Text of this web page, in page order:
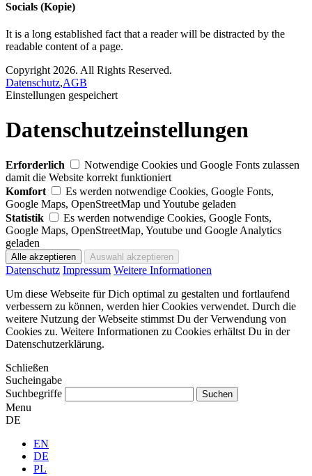
Socials (Kopie)
It is a long established fact that a reader will be distracted by the
readable content of a page.
Copyright 2026. All Rights Reserved.
Datenschutz,AGB
Einstellungen gespeichert
Datenschutzeinstellungen
Erforderlich
Notwendige Cookies und Google Fonts zulassen
damit die Website korrekt funktioniert
Komfort
Es werden notwendige Cookies, Google Fonts,
Google Maps, OpenStreetMap und Youtube geladen
Statistik
Es werden notwendige Cookies, Google Fonts,
Google Maps, OpenStreetMap, Youtube und Google Analytics
geladen
Datenschutz Impressum Weitere Informationen
Um diese Webseite für Dich optimal zu gestalten und fortlaufend
verbessern zu können, werden hier Cookies verwendet. Durch die
weitere Nutzung der Webseite stimmst Du der Verwendung von
Cookies zu. Weitere Informationen zu Cookies erhältst Du in der
Datenschutzerklärung.
Schließen
Sucheingabe
Suchbegriffe
Menu
DE
EN
DE
PL